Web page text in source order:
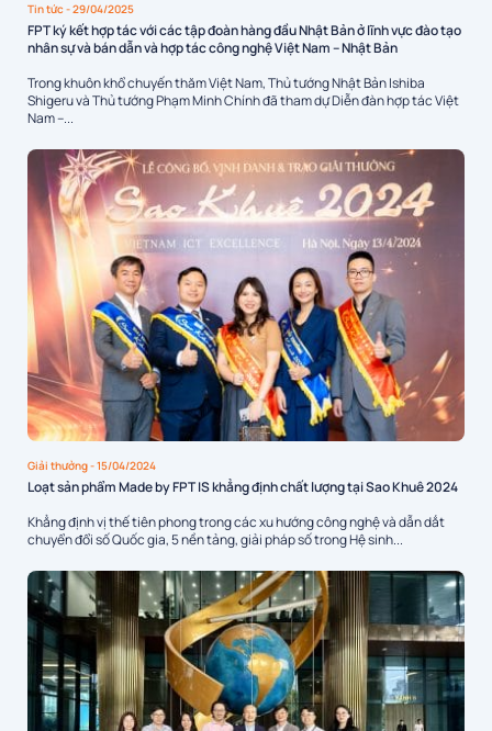
Tin tức- 29/04/2025
FPT ký kết hợp tác với các tập đoàn hàng đầu Nhật Bản ở lĩnh vực đào tạo
nhân sự và bán dẫn và hợp tác công nghệ Việt Nam – Nhật Bản
Trong khuôn khổ chuyến thăm Việt Nam, Thủ tướng Nhật Bản Ishiba
Shigeru và Thủ tướng Phạm Minh Chính đã tham dự Diễn đàn hợp tác Việt
Nam –...
Giải thưởng- 15/04/2024
Loạt sản phẩm Made by FPT IS khẳng định chất lượng tại Sao Khuê 2024
Khẳng định vị thế tiên phong trong các xu hướng công nghệ và dẫn dắt
chuyển đổi số Quốc gia, 5 nền tảng, giải pháp số trong Hệ sinh...